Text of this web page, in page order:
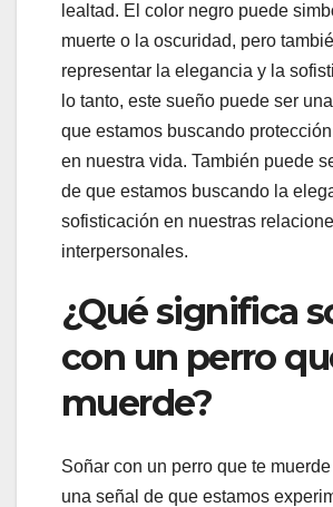
lealtad. El color negro puede
muerte o la oscuridad, pero
representar la elegancia y la
lo tanto, este sueño puede ser
que estamos buscando
en nuestra vida. También puede
de que estamos buscando la
sofisticación en nuestras
interpersonales.
¿Qué significa
con un perro
muerde?
Soñar con un perro que te
una señal de que estamos